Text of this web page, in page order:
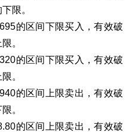
限。
的区间下限买入，有效破
。
的区间下限买入，有效破
。
的区间上限卖出，有效破
。
的区间上限卖出，有效破